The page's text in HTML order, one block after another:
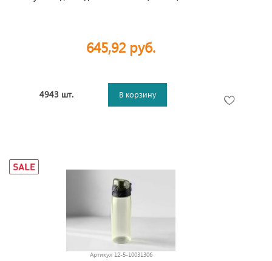
645,92 руб.
4943 шт. В корзину
Артикул 12-5-10031306